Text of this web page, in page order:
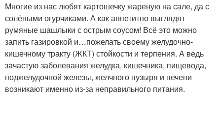
Многие из нас любят картошечку жареную на сале, да с
солёными огурчиками. А как аппетитно выглядят
румяные шашлыки с острым соусом! Всё это можно
запить газировкой и…пожелать своему желудочно-
кишечному тракту (ЖКТ) стойкости и терпения. А ведь
зачастую заболевания желудка, кишечника, пищевода,
поджелудочной железы, желчного пузыря и печени
возникают именно из-за неправильного питания.